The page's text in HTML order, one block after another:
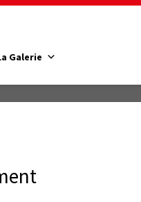
Galerie